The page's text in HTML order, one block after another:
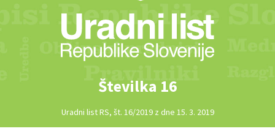
Številka 16
Uradni list RS, št. 16/2019 z dne 15. 3. 2019